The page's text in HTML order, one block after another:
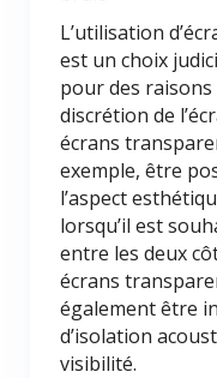
L’utilisation
est un choix
pour des raisons
discrétion de
écrans
exemple, être
l’aspect
lorsqu’il est
entre les deux
écrans
également être
d’isolation
visibilité.